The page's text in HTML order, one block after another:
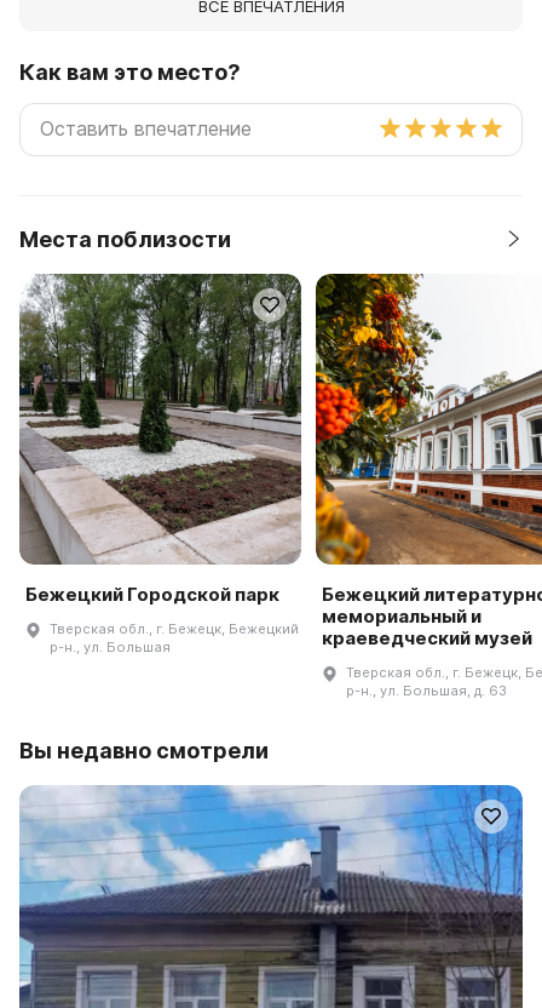
ВСЕ ВПЕЧАТЛЕНИЯ
Как вам это место?
Места поблизости
Бежецкий Городской парк
Тверская обл., г. Бежецк, Бежецкий
р-н., ул. Большая
Бежецкий
мемориальный и
краеведческий музей
Тверская обл., г. Бежецк,
р-н., ул. Большая, д. 63
Вы недавно смотрели